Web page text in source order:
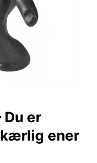
er
ener